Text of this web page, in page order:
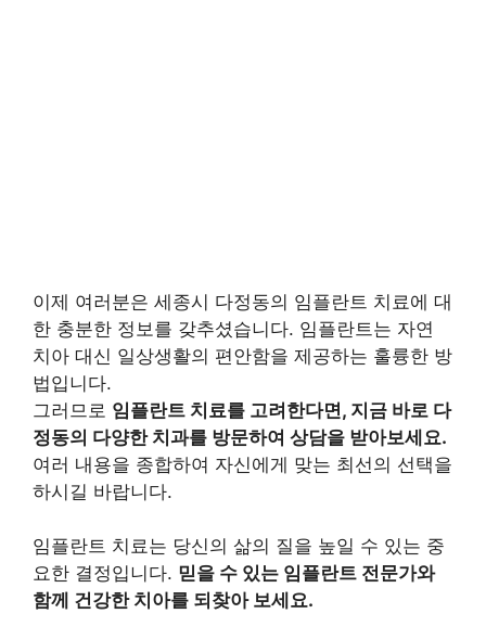
이제 여러분은 세종시 다정동의 임플란트 치료에 대
한 충분한 정보를 갖추셨습니다. 임플란트는 자연
치아 대신 일상생활의 편안함을 제공하는 훌륭한 방
법입니다.
그러므로 임플란트 치료를 고려한다면, 지금 바로 다
정동의 다양한 치과를 방문하여 상담을 받아보세요.
여러 내용을 종합하여 자신에게 맞는 최선의 선택을
하시길 바랍니다.
임플란트 치료는 당신의 삶의 질을 높일 수 있는 중
요한 결정입니다. 믿을 수 있는 임플란트 전문가와
함께 건강한 치아를 되찾아 보세요.